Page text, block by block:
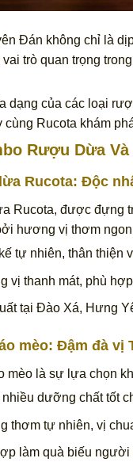
Đán không chỉ là
vai trò quan trọng
dạng của các loại
cùng Rucota khám
Rượu Dừa
Rucota: Độc
Rucota, được đựng
hương vị thơm
tự nhiên, thân thiện
vị thanh mát, phù
tại Đào Xá, Hưng
mèo: Đậm đà vị
mèo là sự lựa chọn
dưỡng chất tốt
thơm tự nhiên, vị
làm quà biếu người